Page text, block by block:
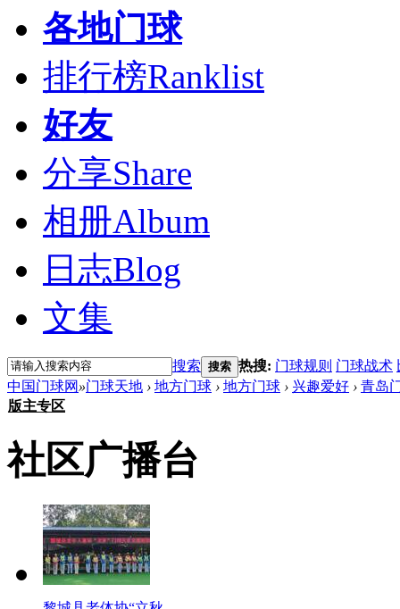
各地门球
排行榜Ranklist
好友
分享Share
相册Album
日志Blog
文集
搜索 搜索 热搜: 门球规则 门球战术
中国门球网 »门球天地 › 地方门球 › 地方门球 › 兴趣爱好 › 青岛
版主专区
社区广播台